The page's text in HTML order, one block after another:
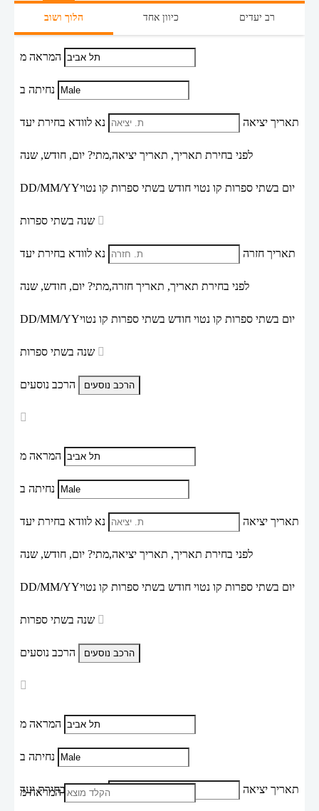
הלוך ושוב כיוון אחד רב יעדים
המראה מ
נחיתה ב
תאריך יציאה נא לוודא בחירת יעד
לפני בחירת תאריך, תאריך יציאה,מתי? יום, חודש, שנה
DD/MM/YYיום בשתי ספרות קו נטוי חודש בשתי ספרות קו נטוי
תאריך חזרה נא לוודא בחירת יעד
לפני בחירת תאריך, תאריך חזרה,מתי? יום, חודש, שנה
DD/MM/YYיום בשתי ספרות קו נטוי חודש בשתי ספרות קו נטוי
הרכב נוסעים
המראה מ
נחיתה ב
תאריך יציאה נא לוודא בחירת יעד
לפני בחירת תאריך, תאריך יציאה,מתי? יום, חודש, שנה
DD/MM/YYיום בשתי ספרות קו נטוי חודש בשתי ספרות קו נטוי
הרכב נוסעים
המראה מ
נחיתה ב
תאריך יציאה נא לוודא בחירת יעד
המראה מ